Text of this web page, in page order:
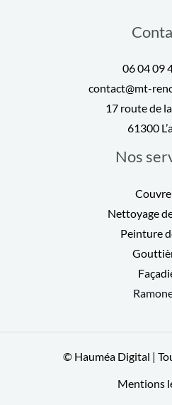
06 04 09
contact@mt-
17 route de
61300
Nos
Nettoyage
Peinture
© Hauméa Digital |
Mentions